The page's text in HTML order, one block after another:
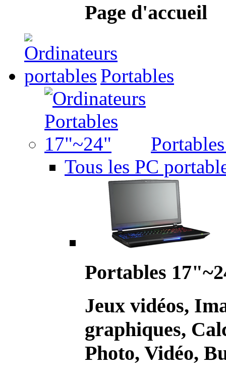
Page d'accueil
Portables
Tous les PC
Portables
Jeux vidéos,
graphiques,
Photo, Vidéo,